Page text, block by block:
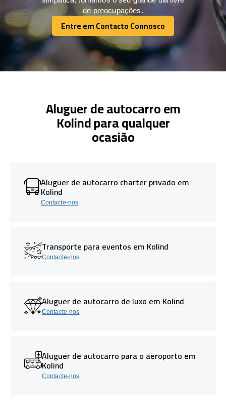
de preocupações.
Entre em Contacto Connosco
Entre em Contacto Connosco
Aluguer de autocarro em
Kolind para qualquer
ocasião
Aluguer de autocarro charter privado em
Kolind
Contacte-nos
Transporte para eventos em Kolind
Contacte-nos
Aluguer de autocarro de luxo em Kolind
Contacte-nos
Aluguer de autocarro para o aeroporto em
Kolind
Contacte-nos